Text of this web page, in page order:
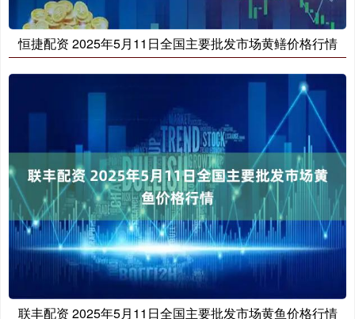
恒捷配资 2025年5月11日全国主要批发市场黄鳝价格行情
联丰配资 2025年5月11日全国主要批发市场黄鱼价格行情